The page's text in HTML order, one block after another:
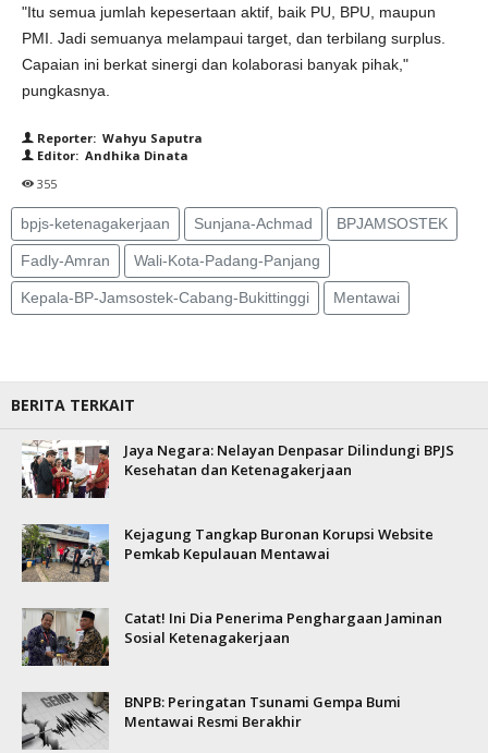
"Itu semua jumlah kepesertaan aktif, baik PU, BPU, maupun
PMI. Jadi semuanya melampaui target, dan terbilang surplus.
Capaian ini berkat sinergi dan kolaborasi banyak pihak,"
pungkasnya.
Reporter: Wahyu Saputra
Editor: Andhika Dinata
355
bpjs-ketenagakerjaan Sunjana-Achmad BPJAMSOSTEK
Fadly-Amran Wali-Kota-Padang-Panjang
Kepala-BP-Jamsostek-Cabang-Bukittinggi Mentawai
BERITA TERKAIT
Jaya Negara: Nelayan Denpasar Dilindungi BPJS
Kesehatan dan Ketenagakerjaan
Kejagung Tangkap Buronan Korupsi Website
Pemkab Kepulauan Mentawai
Catat! Ini Dia Penerima Penghargaan Jaminan
Sosial Ketenagakerjaan
BNPB: Peringatan Tsunami Gempa Bumi
Mentawai Resmi Berakhir